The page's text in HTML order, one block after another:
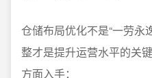
仓储布局优化不是“一劳永
整才是提升运营水平的关
方面入手：